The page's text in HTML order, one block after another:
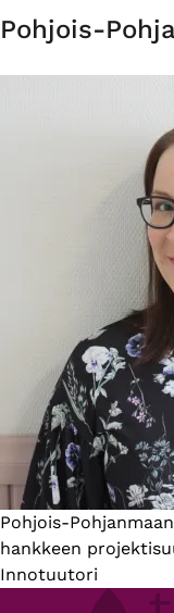
Organisaatio
Pohjois-
Esittelyteksti
Pohjois-
hankkeen
Innotuutori